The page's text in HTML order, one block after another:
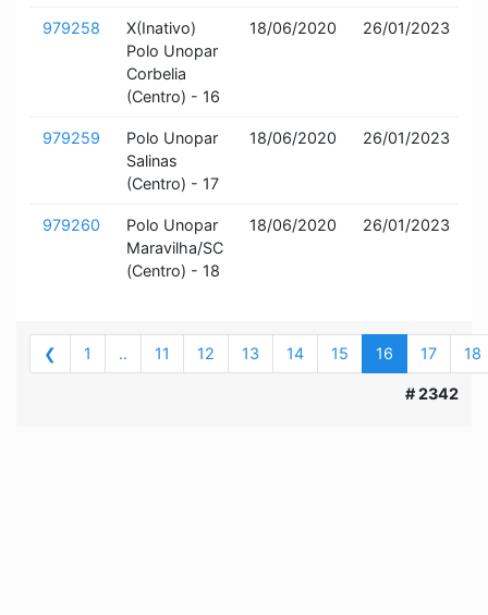
979258
X(Inativo)
Polo Unopar
Corbelia
(Centro) - 16
18/06/2020 26/01/2023
979259
Polo Unopar
Salinas
(Centro) - 17
18/06/2020 26/01/2023
979260
Polo Unopar
Maravilha/SC
(Centro) - 18
18/06/2020 26/01/2023
❮ 1 .. 11 12 13 14 15 16 17 18
# 2342